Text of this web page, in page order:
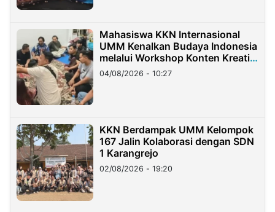
Mahasiswa KKN Internasional
UMM Kenalkan Budaya Indonesia
melalui Workshop Konten Kreatif
di Taiwan
04/08/2026 - 10:27
KKN Berdampak UMM Kelompok
167 Jalin Kolaborasi dengan SDN
1 Karangrejo
02/08/2026 - 19:20